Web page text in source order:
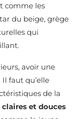
comme les
du beige, grège
qui
avoir une
faut qu’elle
de la
et douces